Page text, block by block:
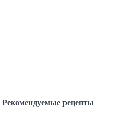
Рекомендуемые рецепты